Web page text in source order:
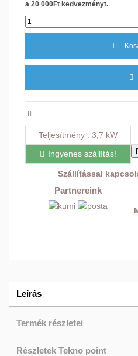
a 20 000Ft kedvezményt.
Teljesítmény 3,7 kW
Ingyenes szállítás!
Szállítással
Partnereink
Leírás
Termék részletei
Részletek Tekno point